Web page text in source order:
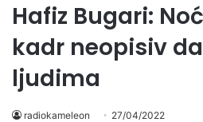
Hafiz Bugari:
kadr neopisiv
ljudima
radiokameleon 27/04/2022